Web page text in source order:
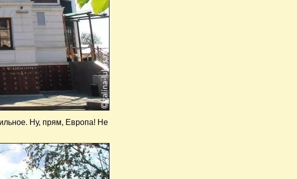
Ну, прям, Европа! Не